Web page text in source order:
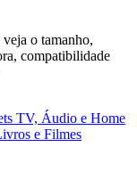
o tamanho,
compatibilidade
TV, Áudio e Home
e Filmes